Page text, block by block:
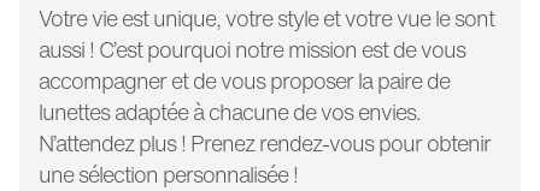
Votre vie est unique, votre style et votre vue le sont
aussi ! C’est pourquoi notre mission est de vous
accompagner et de vous proposer la paire de
lunettes adaptée à chacune de vos envies.
N’attendez plus ! Prenez rendez-vous pour obtenir
une sélection personnalisée !